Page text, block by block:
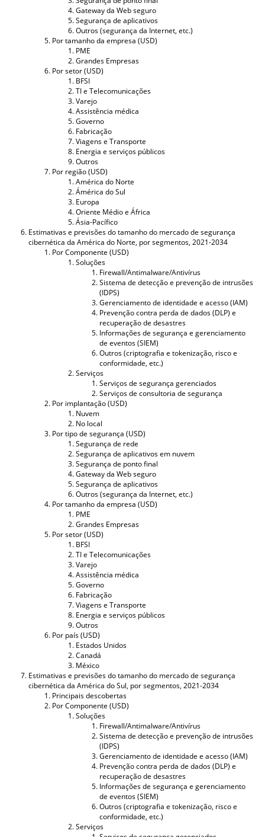
Gateway da Web seguro
Segurança de aplicativos
Outros (segurança da Internet, etc.)
Por tamanho da empresa (USD)
PME
Grandes Empresas
Por setor (USD)
BFSI
TI e Telecomunicações
Varejo
Assistência médica
Governo
Fabricação
Viagens e Transporte
Energia e serviços públicos
Outros
Por região (USD)
América do Norte
Ámérica do Sul
Europa
Oriente Médio e África
Ásia-Pacífico
Estimativas e previsões do tamanho do mercado de segurança
cibernética da América do Norte, por segmentos, 2021-2034
Por Componente (USD)
Soluções
Firewall/Antimalware/Antivírus
Sistema de detecção e prevenção de intrusões
(IDPS)
Gerenciamento de identidade e acesso (IAM)
Prevenção contra perda de dados (DLP) e
recuperação de desastres
Informações de segurança e gerenciamento
de eventos (SIEM)
Outros (criptografia e tokenização, risco e
conformidade, etc.)
Serviços
Serviços de segurança gerenciados
Serviços de consultoria de segurança
Por implantação (USD)
Nuvem
No local
Por tipo de segurança (USD)
Segurança de rede
Segurança de aplicativos em nuvem
Segurança de ponto final
Gateway da Web seguro
Segurança de aplicativos
Outros (segurança da Internet, etc.)
Por tamanho da empresa (USD)
PME
Grandes Empresas
Por setor (USD)
BFSI
TI e Telecomunicações
Varejo
Assistência médica
Governo
Fabricação
Viagens e Transporte
Energia e serviços públicos
Outros
Por país (USD)
Estados Unidos
Canadá
México
Estimativas e previsões do tamanho do mercado de segurança
cibernética da América do Sul, por segmentos, 2021-2034
Principais descobertas
Por Componente (USD)
Soluções
Firewall/Antimalware/Antivírus
Sistema de detecção e prevenção de intrusões
(IDPS)
Gerenciamento de identidade e acesso (IAM)
Prevenção contra perda de dados (DLP) e
recuperação de desastres
Informações de segurança e gerenciamento
de eventos (SIEM)
Outros (criptografia e tokenização, risco e
conformidade, etc.)
Serviços